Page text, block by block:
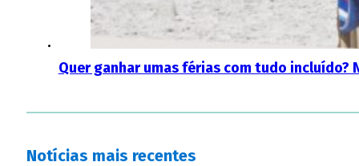
Quer ganhar umas férias com tudo incluído?
Notícias mais recentes